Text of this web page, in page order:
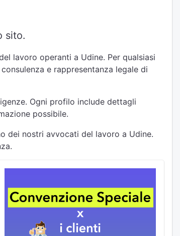
sito.
lavoro operanti a Udine. Per qualsiasi
e rappresentanza legale di
Ogni profilo include dettagli
possibile.
dei nostri avvocati del lavoro a Udine.